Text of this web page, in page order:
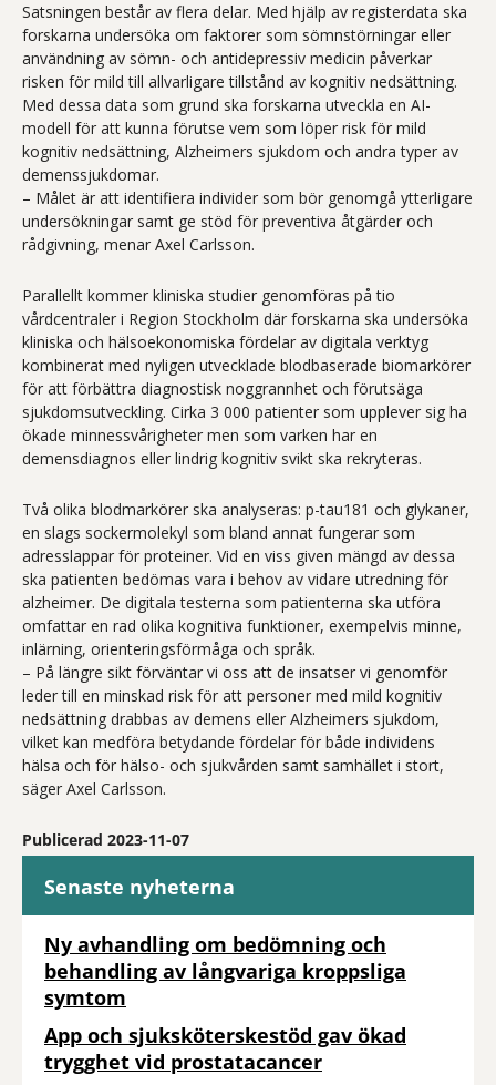
Satsningen består av flera delar. Med hjälp av registerdata ska
forskarna undersöka om faktorer som sömnstörningar eller
användning av sömn- och antidepressiv medicin påverkar
risken för mild till allvarligare tillstånd av kognitiv nedsättning.
Med dessa data som grund ska forskarna utveckla en AI-
modell för att kunna förutse vem som löper risk för mild
kognitiv nedsättning, Alzheimers sjukdom och andra typer av
demenssjukdomar.
– Målet är att identifiera individer som bör genomgå ytterligare
undersökningar samt ge stöd för preventiva åtgärder och
rådgivning, menar Axel Carlsson.
Parallellt kommer kliniska studier genomföras på tio
vårdcentraler i Region Stockholm där forskarna ska undersöka
kliniska och hälsoekonomiska fördelar av digitala verktyg
kombinerat med nyligen utvecklade blodbaserade biomarkörer
för att förbättra diagnostisk noggrannhet och förutsäga
sjukdomsutveckling. Cirka 3 000 patienter som upplever sig ha
ökade minnessvårigheter men som varken har en
demensdiagnos eller lindrig kognitiv svikt ska rekryteras.
Två olika blodmarkörer ska analyseras: p-tau181 och glykaner,
en slags sockermolekyl som bland annat fungerar som
adresslappar för proteiner. Vid en viss given mängd av dessa
ska patienten bedömas vara i behov av vidare utredning för
alzheimer. De digitala testerna som patienterna ska utföra
omfattar en rad olika kognitiva funktioner, exempelvis minne,
inlärning, orienteringsförmåga och språk.
– På längre sikt förväntar vi oss att de insatser vi genomför
leder till en minskad risk för att personer med mild kognitiv
nedsättning drabbas av demens eller Alzheimers sjukdom,
vilket kan medföra betydande fördelar för både individens
hälsa och för hälso- och sjukvården samt samhället i stort,
säger Axel Carlsson.
Publicerad 2023-11-07
Senaste nyheterna
Ny avhandling om bedömning och
behandling av långvariga kroppsliga
symtom
App och sjuksköterskestöd gav ökad
trygghet vid prostatacancer